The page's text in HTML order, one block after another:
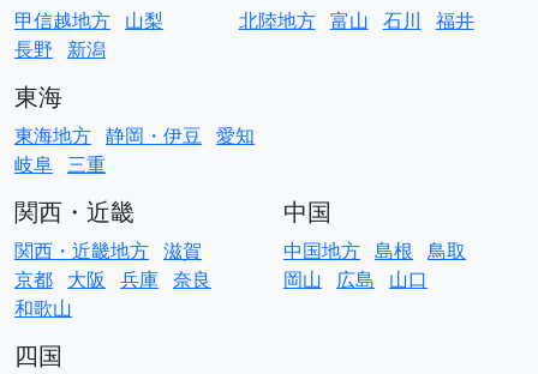
甲信越地方 山梨
長野
新潟
北陸地方 富山 石川 福井
東海
東海地方 静岡・伊豆 愛知
岐阜 三重
関西・近畿
関西・近畿地方 滋賀
京都 大阪 兵庫 奈良
和歌山
中国
中国地方 島根 鳥取
岡山
広島 山口
四国